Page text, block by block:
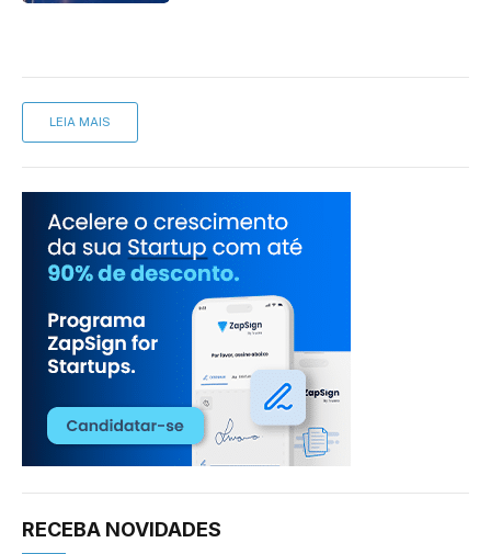
LEIA MAIS
RECEBA NOVIDADES